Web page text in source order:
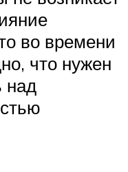
во времени
что нужен
над